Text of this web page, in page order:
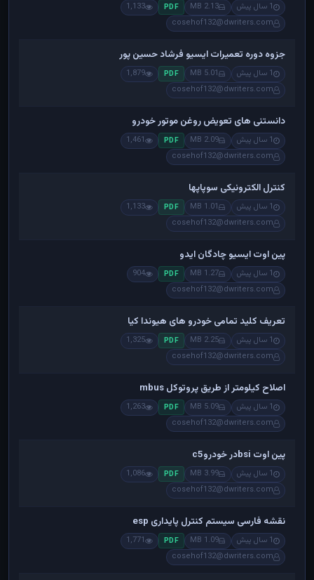
1 سال پیش 2.13 MB
PDF
1,133
cosehof132@dwriters.com
جزوه دوره تعمیرات ایسیو فرشاد حسین پور
1 سال پیش 5.01 MB
PDF
1,879
cosehof132@dwriters.com
دانستنی های تعویض روغن موتور خودرو
1 سال پیش 2.09 MB
PDF
1,461
cosehof132@dwriters.com
کنترل الکترونیکی سوپاپها
1 سال پیش 1.01 MB
PDF
1,133
cosehof132@dwriters.com
پین اوت ایسیو چادگان ایدو
1 سال پیش 1.27 MB
PDF
904
cosehof132@dwriters.com
تعریف کلید تمامی خودرو های هیوندا کیا
1 سال پیش 2.25 MB
PDF
1,325
cosehof132@dwriters.com
اصلاح کیلومتر از طریق پروتوکل mbus
1 سال پیش 5.09 MB
PDF
1,263
cosehof132@dwriters.com
پین اوت bsiدر خودروc5
1 سال پیش 3.99 MB
PDF
1,086
cosehof132@dwriters.com
نقشه فارسی سیستم کنترل پایداری esp
1 سال پیش 1.09 MB
PDF
1,771
cosehof132@dwriters.com